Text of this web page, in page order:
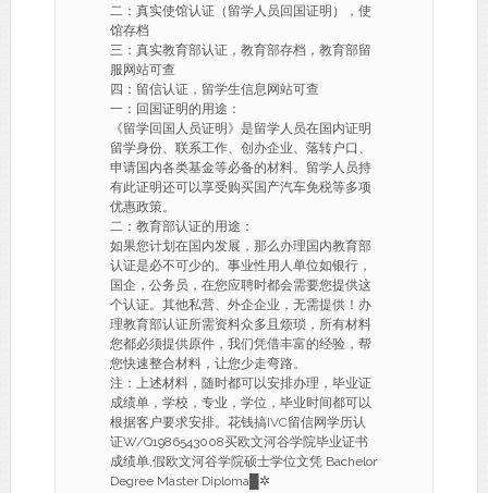
二：真实使馆认证（留学人员回国证明），使
馆存档
三：真实教育部认证，教育部存档，教育部留
服网站可查
四：留信认证，留学生信息网站可查
一：回国证明的用途：
《留学回国人员证明》是留学人员在国内证明
留学身份、联系工作、创办企业、落转户口、
申请国内各类基金等必备的材料。留学人员持
有此证明还可以享受购买国产汽车免税等多项
优惠政策。
二：教育部认证的用途：
如果您计划在国内发展，那么办理国内教育部
认证是必不可少的。事业性用人单位如银行，
国企，公务员，在您应聘时都会需要您提供这
个认证。其他私营、外企企业，无需提供！办
理教育部认证所需资料众多且烦琐，所有材料
您都必须提供原件，我们凭借丰富的经验，帮
您快速整合材料，让您少走弯路。
注：上述材料，随时都可以安排办理，毕业证
成绩单，学校，专业，学位，毕业时间都可以
根据客户要求安排。花钱搞IVC留信网学历认
证W/Q1986543008买欧文河谷学院毕业证书
成绩单,假欧文河谷学院硕士学位文凭 Bachelor
Degree Master Diploma█✲